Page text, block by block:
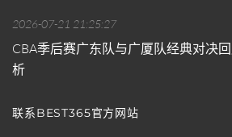
2026-07-21 21:25:27
CBA季后赛广东队与广厦队经典对决
析
联系BEST365官方网站